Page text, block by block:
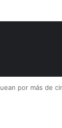
por más de